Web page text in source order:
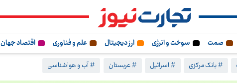
صمت سوخت و انرژی ارز دیجیتال علم و فناوری اقتصاد جهان
# بانک مرکزی # اسرائیل # عربستان # آب و هواشناسی